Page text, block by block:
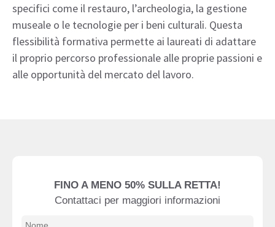
specifici come il restauro, l’archeologia, la gestione
museale o le tecnologie per i beni culturali. Questa
flessibilità formativa permette ai laureati di adattare
il proprio percorso professionale alle proprie passioni e
alle opportunità del mercato del lavoro.
FINO A MENO 50% SULLA RETTA!
Contattaci per maggiori informazioni